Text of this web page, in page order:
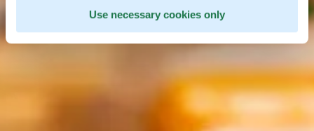
Use necessary cookies only